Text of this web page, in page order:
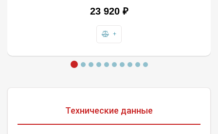
23 920 ₽
+
Технические данные